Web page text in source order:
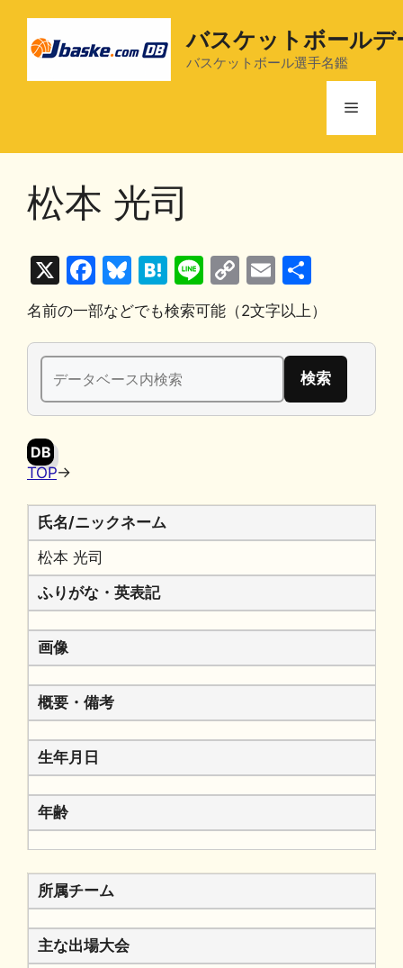
バスケットボールデ
バスケットボール選手名鑑
メ
松本 光司
X
F
a
c
e
b
o
Bl
u
e
s
k
y
H
at
e
n
a
Li
n
e
C
o
p
y
n
E
m
ai
l
有
名前の一部などでも検索可能（2文字以上）
検
索:
DB
TOP→
氏名/ニックネーム
松本 光司
ふりがな・英表記
画像
概要・備考
生年月日
年齢
所属チーム
主な出場大会